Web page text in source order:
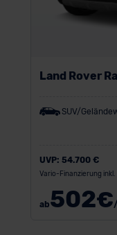
Land Rover
SUV/
UVP: 54.700 €
Vario-Finanzierung inkl.
ab502€